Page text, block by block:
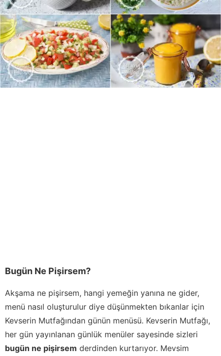
Bugün Ne Pişirsem?
Akşama ne pişirsem, hangi yemeğin yanına ne gider,
menü nasıl oluşturulur diye düşünmekten bıkanlar için
Kevserin Mutfağından günün menüsü. Kevserin Mutfağı,
her gün yayınlanan günlük menüler sayesinde sizleri
bugün ne pişirsem derdinden kurtarıyor. Mevsim